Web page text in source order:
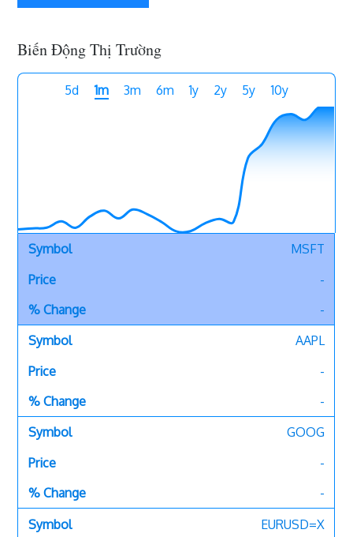
tăng
vào
Biến Động Thị Trường
5d 1m 3m 6m 1y 2y 5y 10y
MSFT
-
-
AAPL
-
-
GOOG
-
-
EURUSD=X